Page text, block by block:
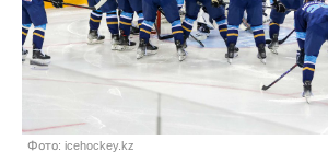
Фото: icehockey.kz